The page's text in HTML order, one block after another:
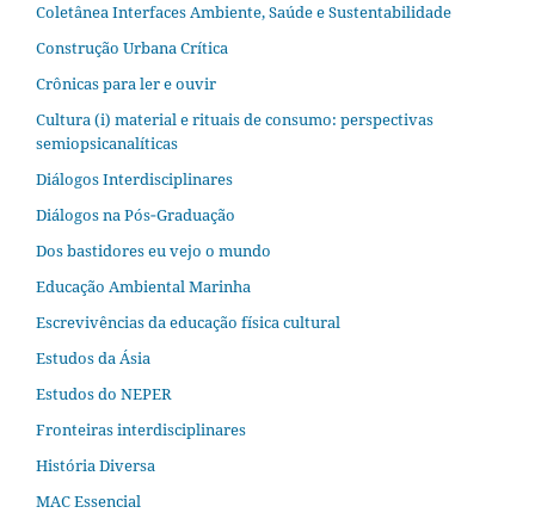
Coletânea Interfaces Ambiente, Saúde e Sustentabilidade
Construção Urbana Crítica
Crônicas para ler e ouvir
Cultura (i) material e rituais de consumo: perspectivas
semiopsicanalíticas
Diálogos Interdisciplinares
Diálogos na Pós‐Graduação
Dos bastidores eu vejo o mundo
Educação Ambiental Marinha
Escrevivências da educação física cultural
Estudos da Ásia​
Estudos do NEPER
Fronteiras interdisciplinares
História Diversa
MAC Essencial